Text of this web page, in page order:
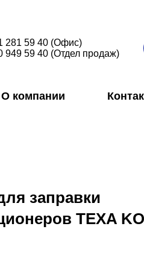
281 59 40 (Офис)
949 59 40 (Отдел продаж)
О компании
заправки
TEXA